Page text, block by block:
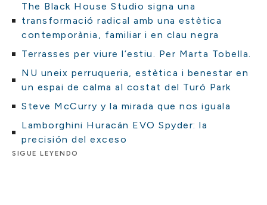
The Black House Studio signa una
transformació radical amb una estètica
contemporània, familiar i en clau negra
Terrasses per viure l’estiu. Per Marta Tobella.
NU uneix perruqueria, estètica i benestar en
un espai de calma al costat del Turó Park
Steve McCurry y la mirada que nos iguala
Lamborghini Huracán EVO Spyder: la
precisión del exceso
SIGUE LEYENDO